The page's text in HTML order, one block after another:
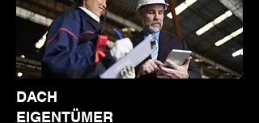
DACH
EIGENTÜMER